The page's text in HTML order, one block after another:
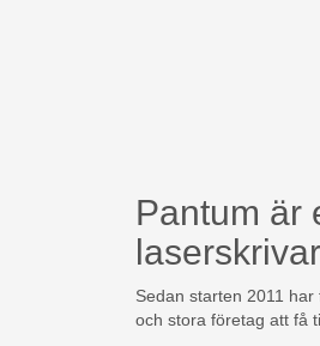
Pantum är
Sedan starten 2011
och stora företag att få